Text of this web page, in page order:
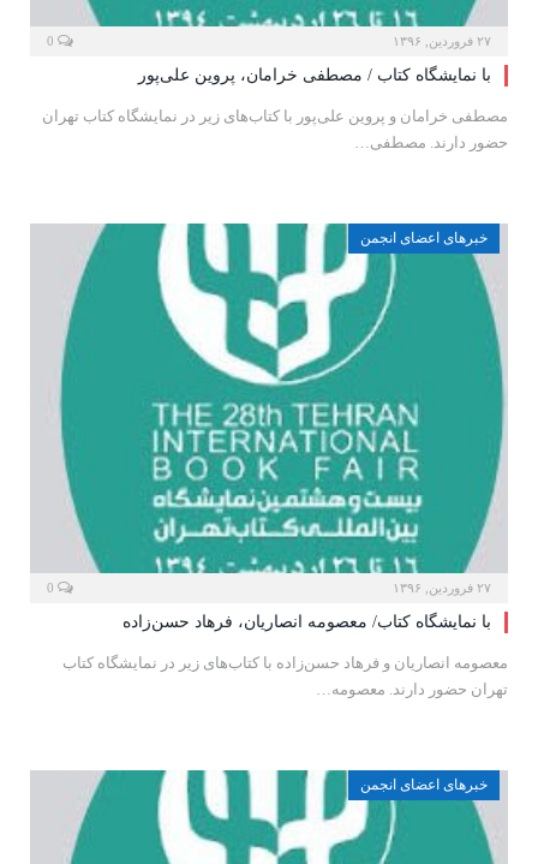
۲۷ فروردین, ۱۳۹۶
با نمایشگاه کتاب / مصطفی خرامان، پروین علی‌پور
مصطفی خرامان و پروین علی‌پور با کتاب‌های زیر در نمایشگاه کتاب تهران
حضور دارند. مصطفی…
خبرهای اعضای انجمن
۲۷ فروردین, ۱۳۹۶
با نمایشگاه کتاب/ معصومه انصاریان، فرهاد حسن‌زاده
معصومه انصاریان و فرهاد حسن‌زاده با کتاب‌های زیر در نمایشگاه کتاب
تهران حضور دارند. معصومه…
خبرهای اعضای انجمن